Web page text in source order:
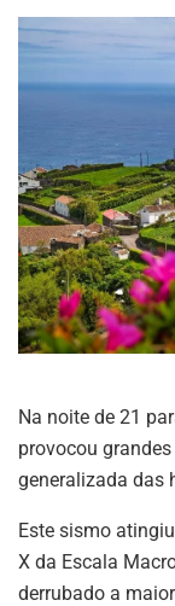
Na noite de 21
provocou
generalizada das
Este sismo
X da Escala
derrubado a